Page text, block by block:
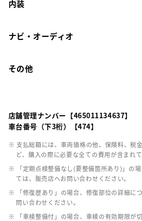
内装
ナビ・オーディオ
その他
店舗管理ナンバー【465011134637】
車台番号（下3桁）【474】
※ 支払総額には、車両価格の他、保険料、税
ど、購入の際に必要な全ての費用が含まれて
※ 「定期点検整備なし(要整備箇所あり)」の
ては、販売店へお問い合わせください。
※ 「修復歴あり」の場合、修復部位の詳細に
問い合わせください。
※ 「車検整備付」の場合、車検の有効期限が